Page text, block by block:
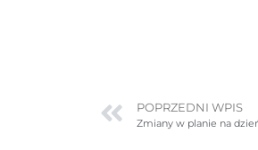
POPRZEDNI WPIS
Zmiany w planie na